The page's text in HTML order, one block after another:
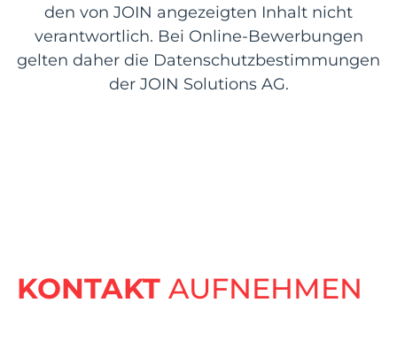
den von JOIN angezeigten Inhalt nicht
verantwortlich. Bei Online-Bewerbungen
gelten daher die Datenschutzbestimmungen
der JOIN Solutions AG.
KONTAKT AUFNEHMEN